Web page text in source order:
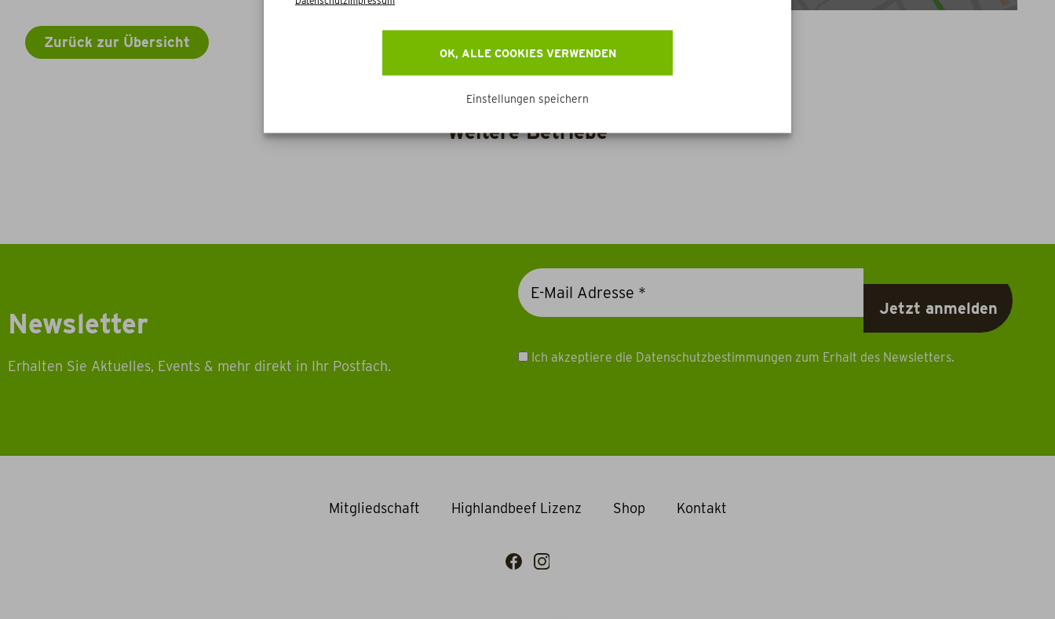
OK, ALLE COOKIES VERWENDEN
Einstellungen speichern
Zurück zur Übersicht
Weitere Betriebe
Newsletter
Erhalten Sie Aktuelles, Events & mehr direkt in Ihr Postfach.
Ich akzeptiere die Datenschutzbestimmungen zum Erhalt des Newsletters.
Mitgliedschaft Highlandbeef Lizenz Shop Kontakt